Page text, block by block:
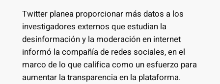
Twitter planea proporcionar más datos a los
investigadores externos que estudian la
desinformación y la moderación en internet
informó la compañía de redes sociales, en el
marco de lo que califica como un esfuerzo para
aumentar la transparencia en la plataforma.